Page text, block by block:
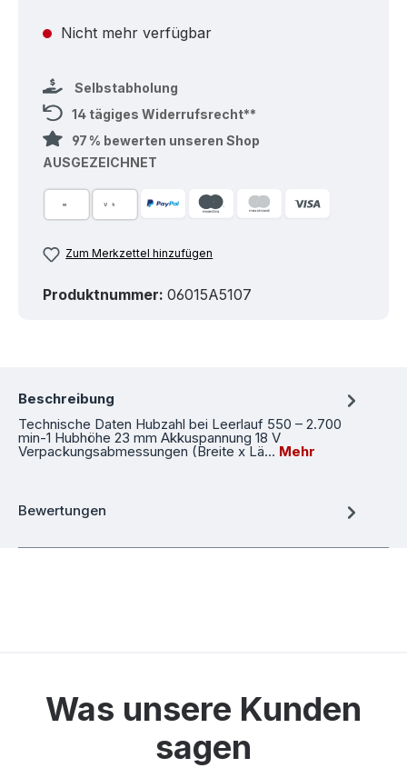
Nicht mehr verfügbar
Selbstabholung
14 tägiges Widerrufsrecht**
97 % bewerten unseren Shop
AUSGEZEICHNET
Zum Merkzettel hinzufügen
Produktnummer: 06015A5107
Beschreibung
Technische Daten Hubzahl bei Leerlauf 550 – 2.700
min-1 Hubhöhe 23 mm Akkuspannung 18 V
Verpackungsabmessungen (Breite x Lä… Mehr
Bewertungen
Was unsere Kunden
sagen